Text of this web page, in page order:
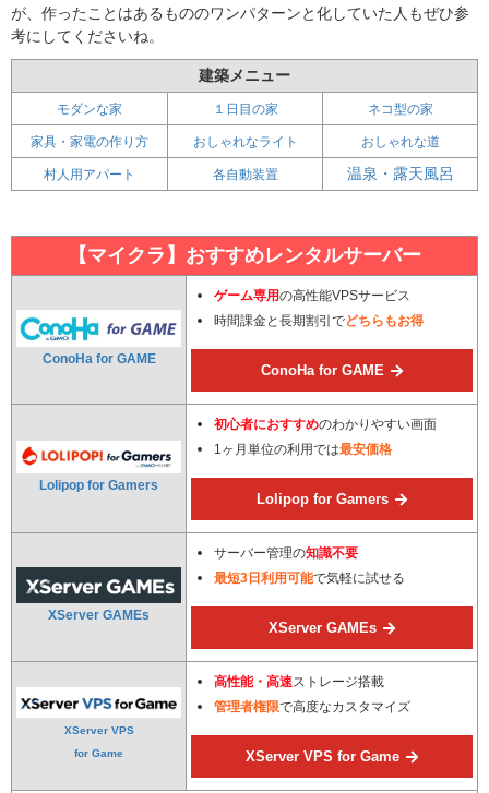
が、作ったことはあるもののワンパターンと化していた人もぜひ参
考にしてくださいね。
建築メニュー
モダンな家 １日目の家 ネコ型の家
家具・家電の作り方 おしゃれなライト おしゃれな道
村人用アパート 各自動装置 温泉・露天風呂
【マイクラ】おすすめレンタルサーバー
ConoHa for GAME
ゲーム専用の高性能VPSサービス
時間課金と長期割引でどちらもお得
ConoHa for GAME
Lolipop for Gamers
初心者におすすめのわかりやすい画面
1ヶ月単位の利用では最安価格
Lolipop for Gamers
XServer GAMEs
サーバー管理の知識不要
最短3日利用可能で気軽に試せる
XServer GAMEs
XServer VPS
for Game
高性能・高速ストレージ搭載
管理者権限で高度なカスタマイズ
XServer VPS for Game